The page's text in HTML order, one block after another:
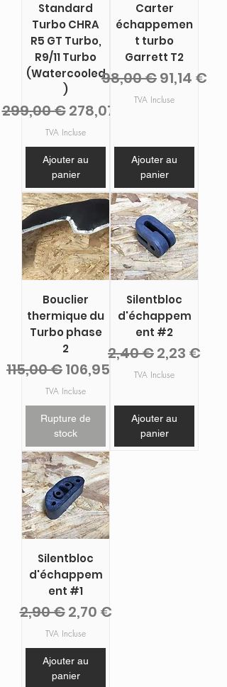
Standard
Turbo CHRA
R5 GT Turbo,
R9/11 Turbo
(Watercooled
)
Prix original
299,00 €Prix promotionnel
278,07 €
TVA Incluse
Ajouter au
panier
Carter
échappemen
t turbo
Garrett T2
Prix original
98,00 €Prix
91,14 €
TVA Incluse
Ajouter au
panier
Bouclier
thermique du
Turbo phase
2
Prix original
115,00 €Prix promotionnel
106,95 €
TVA Incluse
Rupture de
stock
Silentbloc
d'échappem
ent #2
Prix original
2,40 €Prix
2,23 €
TVA Incluse
Ajouter au
panier
Silentbloc
d'échappem
ent #1
Prix original
2,90 €Prix promotionnel
2,70 €
TVA Incluse
Ajouter au
panier